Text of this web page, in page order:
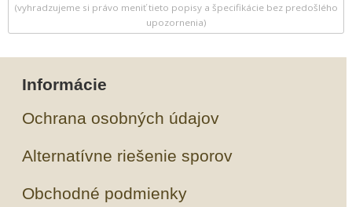
(vyhradzujeme si právo meniť tieto popisy a špecifikácie bez predošlého
upozornenia)
Informácie
Ochrana osobných údajov
Alternatívne riešenie sporov
Obchodné podmienky